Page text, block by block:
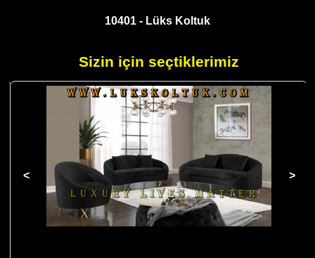
10401 - Lüks Koltuk
Sizin için seçtiklerimiz